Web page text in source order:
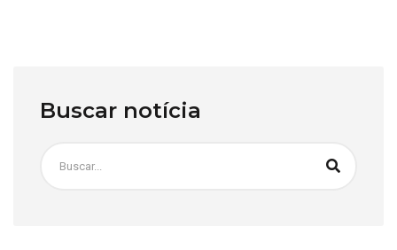
Buscar notícia